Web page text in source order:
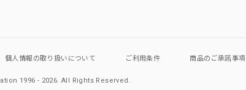
個人情報の取り扱いについて ご利用条件 商品のご承諾事項
1996 - 2026.All Rights Reserved.